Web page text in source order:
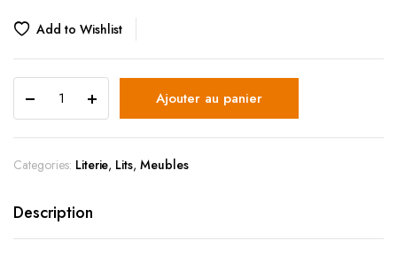
Add to Wishlist
Ajouter au panier
Categories: Literie, Lits,Meubles
Description